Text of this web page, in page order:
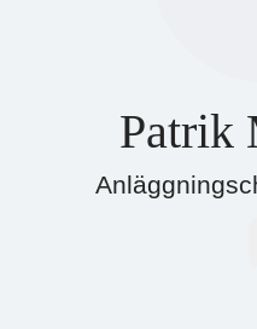
Patrik